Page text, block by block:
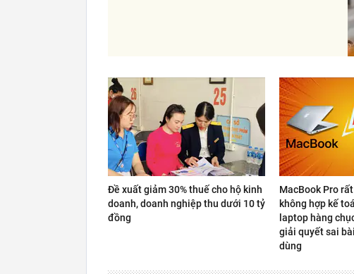
Đề xuất giảm 30% thuế cho hộ kinh
doanh, doanh nghiệp thu dưới 10 tỷ
đồng
MacBook Pro
không hợp kế
laptop hàng
giải quyết sai
dùng